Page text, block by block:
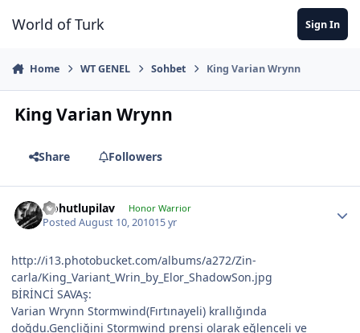
World of Turk Sign In
Home WT GENEL Sohbet King Varian Wrynn
King Varian Wrynn
Share Followers
Nohutlupilav Honor Warrior
PostedAugust 10, 201015 yr
http://i13.photobucket.com/albums/a272/Zin-
carla/King_Variant_Wrin_by_Elor_ShadowSon.jpg
BİRİNCİ SAVAş:
Varian Wrynn Stormwind(Fırtınayeli) krallığında
doğdu.Gençliğini Stormwind prensi olarak eğlenceli ve